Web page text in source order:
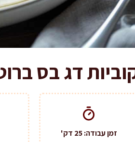
דג בס
זמן עבודה: 25 דק'